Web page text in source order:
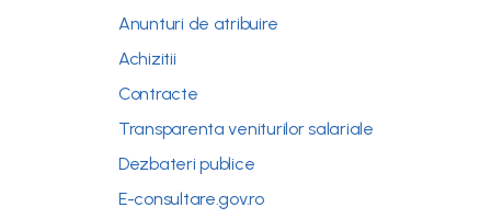
Anunturi de atribuire
Achizitii
Contracte
Transparenta veniturilor salariale
Dezbateri publice
E-consultare.gov.ro